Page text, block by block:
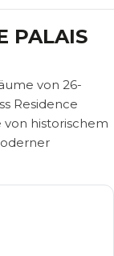
PALAIS
von 26-
Residence
historischem